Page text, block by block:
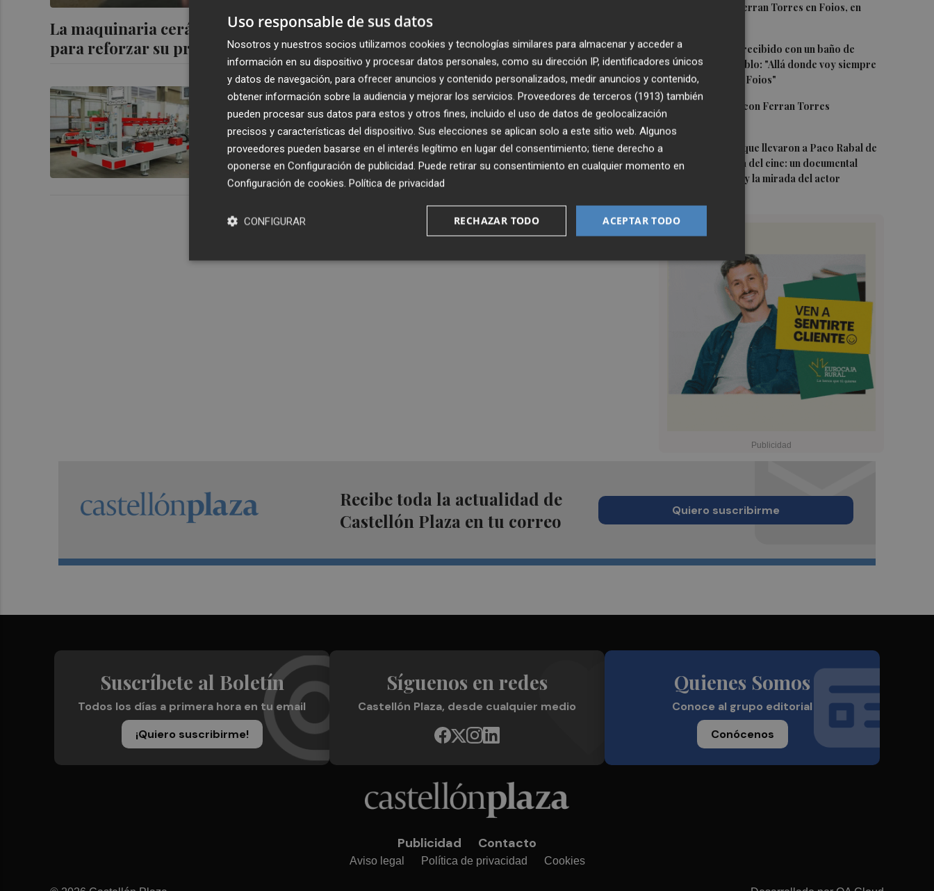
La maquinaria cerámica organiza dos jornadas técnicas en Marruecos y México
para reforzar su presencia internacional
Maincer instala una línea de rectificado de plaqueta
cara vista en Estados Unidos
El homenaje a Ferran Torres en Foios, en
3Ferran Torres, recibido con un baño de
masas en su pueblo: "Allá donde voy siempre
digo que soy de Foios"
4 Foios se vuelca con Ferran Torres
5
Las '200 vidas' que llevaron a Paco Rabal de
Águilas a la cima del cine: un documental
recupera la voz y la mirada del actor
Recibe toda la actualidad de
Castellón Plaza en tu correo
Quiero suscribirme
Suscríbete al Boletín
Todos los días a primera hora en tu email
¡Quiero suscribirme!
Síguenos en redes
Castellón Plaza, desde cualquier medio
Quienes Somos
Conoce al grupo editorial
Conócenos
Publicidad Contacto
Aviso legal Política de privacidad Cookies
Uso responsable de sus datos
Nosotros y nuestros socios utilizamos cookies y tecnologías similares para almacenar y acceder a
información en su dispositivo y procesar datos personales, como su dirección IP, identificadores únicos
y datos de navegación, para ofrecer anuncios y contenido personalizados, medir anuncios y contenido,
obtener información sobre la audiencia y mejorar los servicios. Proveedores de terceros (1913) también
pueden procesar sus datos para estos y otros fines, incluido el uso de datos de geolocalización
precisos y características del dispositivo. Sus elecciones se aplican solo a este sitio web. Algunos
proveedores pueden basarse en el interés legítimo en lugar del consentimiento; tiene derecho a
oponerse en Configuración de publicidad. Puede retirar su consentimiento en cualquier momento en
Configuración de cookies. Política de privacidad
ACEPTAR TODO
RECHAZAR TODO
CONFIGURAR